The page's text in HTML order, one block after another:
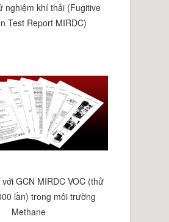
nghiệm khí thải (Fugitive
Test Report MIRDC)
GCN MIRDC VOC (thử
lần) trong môi trường
Methane